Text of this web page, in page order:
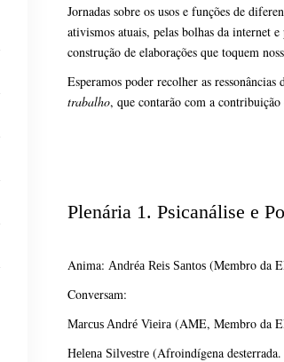
Jornadas sobre os usos e funções de
ativismos atuais, pelas bolhas da internet
construção de elaborações que toquem
Esperamos poder recolher as
trabalho, que contarão com a
Plenária 1. Psicanálise e
Anima:Andréa Reis Santos (Membro da
Conversam:
Marcus André Vieira (AME, Membro da
Helena Silvestre (Afroindígena